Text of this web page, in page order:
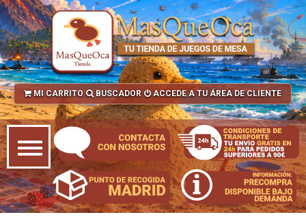
MI CARRITO BUSCADOR ACCEDE A TU ÁREA DE CLIENTE